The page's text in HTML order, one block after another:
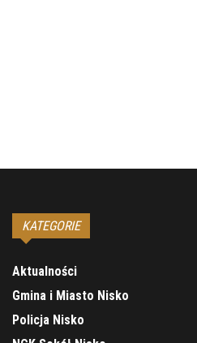
KATEGORIE
Aktualności
Gmina i Miasto Nisko
Policja Nisko